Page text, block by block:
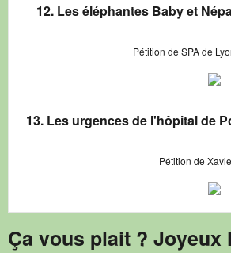
12. Les éléphantes Baby et
Pétition de SPA de
13. Les urgences de l'hôpital de
Pétition de
Ça vous plait ? Joyeux